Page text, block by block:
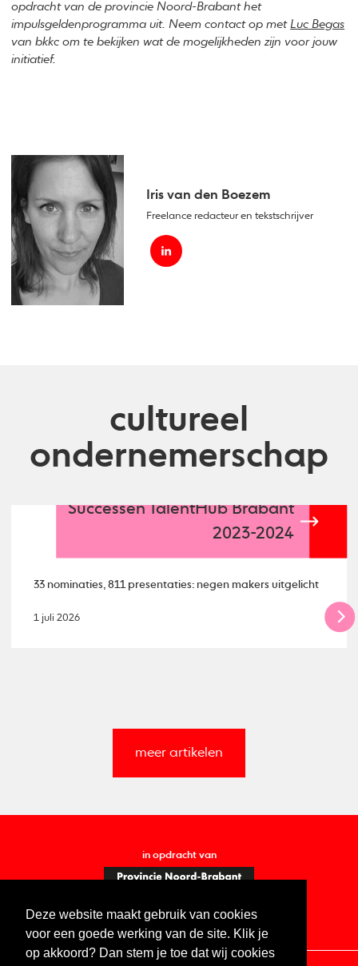
Deze website maakt gebruik van cookies
voor een goede werking van de site. Klik je
op akkoord? Dan stem je toe dat wij cookies
opdracht van de provincie Noord-Brabant het
impulsgeldenprogramma uit. Neem contact op metLuc Begas
van bkkc om te bekijken wat de mogelijkheden zijn voor jouw
initiatief.
Iris van den Boezem
Freelance redacteur en tekstschrijver
cultureel
ondernemerschap
Successen TalentHub Brabant
2023-2024
33 nominaties, 811 presentaties: negen makers uitgelicht
1 juli 2026
meer artikelen
in opdracht van